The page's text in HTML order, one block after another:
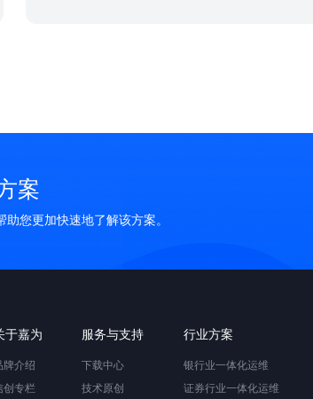
案
您更加快速地了解该方案。
于嘉为
牌介绍
创专栏
服务与支持
下载中心
技术原创
行业方案
银行业一体化运维
证券行业一体化运维